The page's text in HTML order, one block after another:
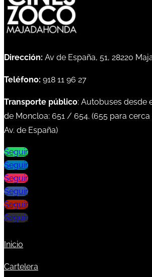
Dirección: Av de España, 51, 28220
Teléfono: 918 11 96 27
Transporte público: Autobuses desde
de Moncloa: 651 / 654. (655 para
Av. de España)
Seguir
Seguir
Seguir
Seguir
Seguir
Seguir
Inicio
Cartelera